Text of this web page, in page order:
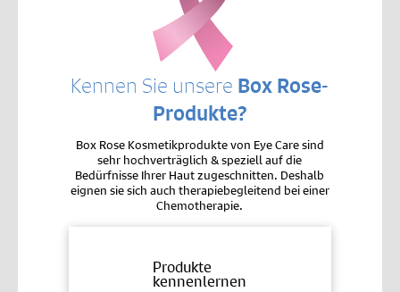
Kennen Sie unsere Box Rose-
Produkte?
Box Rose Kosmetikprodukte von Eye Care sind
sehr hochverträglich & speziell auf die
Bedürfnisse Ihrer Haut zugeschnitten. Deshalb
eignen sie sich auch therapiebegleitend bei einer
Chemotherapie.
Produkte
kennenlernen